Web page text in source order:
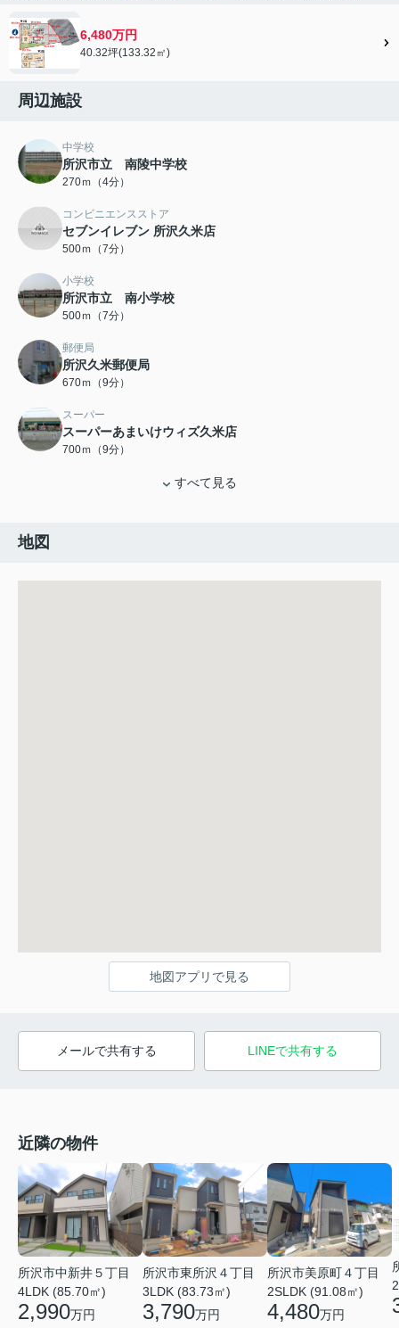
6,480万円
40.32坪(133.32㎡)
周辺施設
中学校
所沢市立 南陵中学校
270ｍ（4分）
コンビニエンスストア
セブンイレブン 所沢久米店
500ｍ（7分）
小学校
所沢市立 南小学校
500ｍ（7分）
郵便局
所沢久米郵便局
670ｍ（9分）
スーパー
スーパーあまいけウィズ久米店
700ｍ（9分）
すべて見る
地図
地図アプリで見る
メールで共有する LINEで共有する
近隣の物件
所沢市中新井５丁目
4LDK (85.70㎡)
2,990万円
所沢市東所沢４丁目
3LDK (83.73㎡)
3,790万円
所沢市美原町４丁目
2SLDK (91.08㎡)
4,480万円